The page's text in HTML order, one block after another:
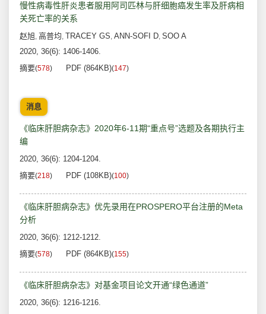
慢性病毒性肝炎患者服用阿司匹林与肝细胞癌发生率及肝病相
关死亡率的关系
赵旭, 高普均, TRACEY GS, ANN-SOFI D, SOO A
2020, 36(6): 1406-1406.
摘要(578) PDF (864KB)(147)
消息
《临床肝胆病杂志》2020年6-11期“重点号”选题及各期执行主
编
2020, 36(6): 1204-1204.
摘要(218) PDF (108KB)(100)
《临床肝胆病杂志》优先录用在PROSPERO平台注册的Meta
分析
2020, 36(6): 1212-1212.
摘要(578) PDF (864KB)(155)
《临床肝胆病杂志》对基金项目论文开通“绿色通道”
2020, 36(6): 1216-1216.